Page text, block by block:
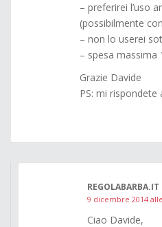
– preferirei l’uso
(possibilmente
– non lo userei
– spesa massima
Grazie Davide
PS: mi rispondete
REGOLABARBA.IT
9 dicembre 2014
Ciao Davide,